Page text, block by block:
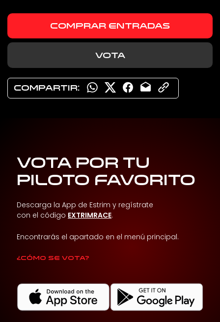
COMPRAR ENTRADAS
VOTA
COMPARTIR:
VOTA POR TU
PILOTO FAVORITO
Descarga la App de Estrim y regístrate
con el código EXTRIMRACE.
Encontrarás el apartado en el menú principal.
¿Cómo se vota?